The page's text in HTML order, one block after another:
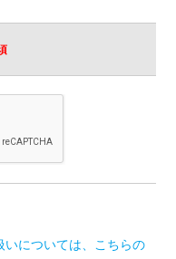
いについては、こちらの